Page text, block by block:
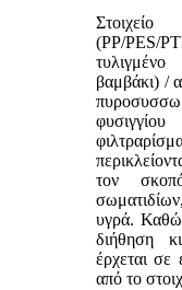
(PP/PES/
βαμβάκι) /
τον
υγρά.
διήθηση
έρχεται σε
από το